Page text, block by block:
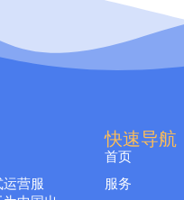
营服
快速导航
首页
服务